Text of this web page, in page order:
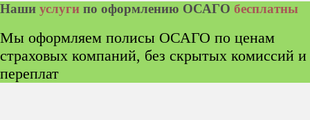
Hаши услуги по оформлению ОСАГО бесплатны
Мы оформляем полисы ОСАГО по ценам
страховых компаний, без скрытых комиссий и
переплат